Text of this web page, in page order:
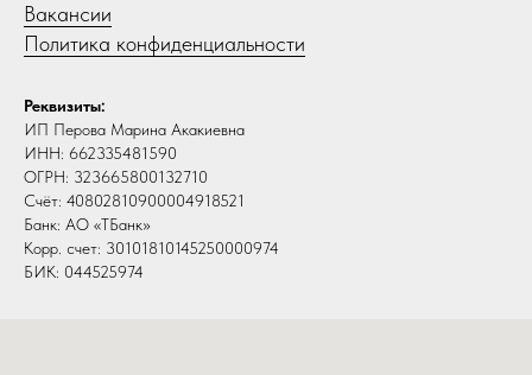
Вакансии
Политика конфиденциальности
Реквизиты:
ИП Перова Марина Акакиевна
ИНН: 662335481590
ОГРН: 323665800132710
Счёт: 40802810900004918521
Банк: АО «ТБанк»
Корр. счет: 30101810145250000974
БИК: 044525974